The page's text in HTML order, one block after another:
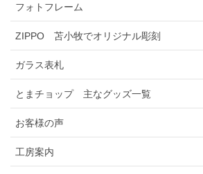
フォトフレーム
ZIPPO 苫小牧でオリジナル彫刻
ガラス表札
とまチョップ 主なグッズ一覧
お客様の声
工房案内